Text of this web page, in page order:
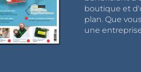
boutique et
plan. Que
une